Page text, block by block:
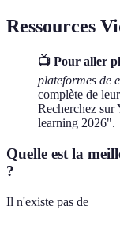
Ressources
📺 Pour aller
plateformes de
complète de
Recherchez sur
learning 2026".
Quelle est la
?
Il n'existe pas de